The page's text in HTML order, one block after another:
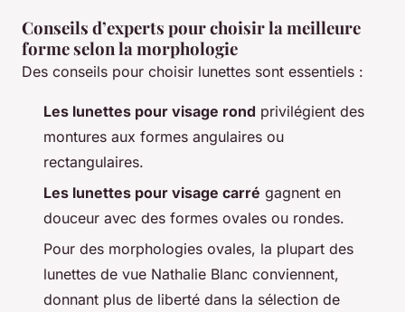
Conseils d’experts pour choisir la meilleure
forme selon la morphologie
Des conseils pour choisir lunettes sont essentiels :
Les lunettes pour visage rond privilégient des
montures aux formes angulaires ou
rectangulaires.
Les lunettes pour visage carré gagnent en
douceur avec des formes ovales ou rondes.
Pour des morphologies ovales, la plupart des
lunettes de vue Nathalie Blanc conviennent,
donnant plus de liberté dans la sélection de